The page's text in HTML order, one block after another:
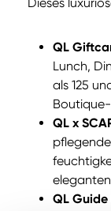
QL
Lunch,
als 125
QL x
QL Guide